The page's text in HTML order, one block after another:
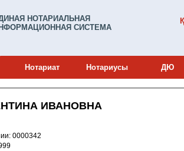
НОТАРИАЛЬНАЯ
СИСТЕМА
Нотариат Нотариусы ДЮ
ИВАНОВНА
Номер государственной лицензии: 0000342